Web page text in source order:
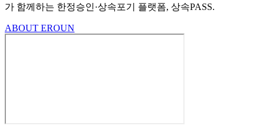
가 함께하는 한정승인·상속포기 플랫폼, 상속PASS.
ABOUT EROUN